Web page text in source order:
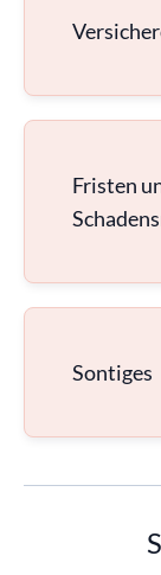
Fristen
Sontiges